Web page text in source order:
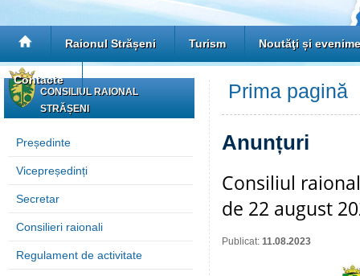
Raionul Strășeni Turism Noutăţi și
Contacte
CONSILIUL RAIONAL
STRĂȘENI
Președinte
Vicepreședinți
Secretar
Consilieri raionali
Regulament de activitate
Prima pagină
Anunțuri
Consiliul
de 22 august
Publicat: 11.08.2023